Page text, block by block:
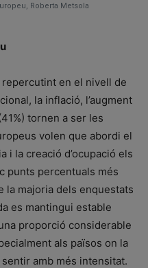
Roberta Metsola
en el nivell de
la inflació, l’augment
tornen a ser les
volen que abordi el
i la creació d’ocupació els
punts percentuals més
la majoria dels enquestats
es mantingui estable
proporció considerable
als països on la
amb més intensitat.